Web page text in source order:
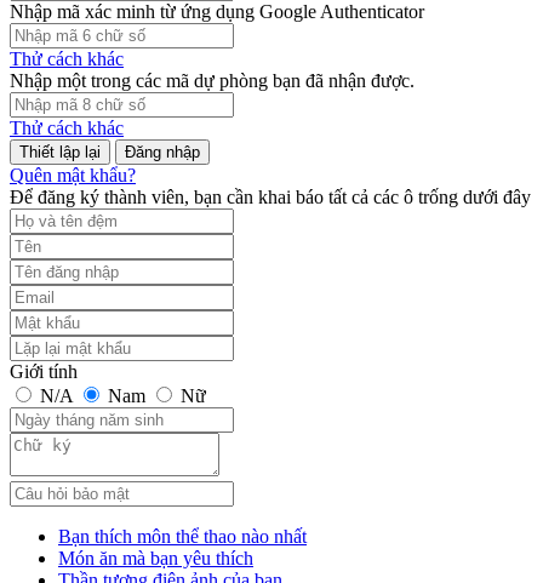
Nhập mã xác minh từ ứng dụng Google Authenticator
Thử cách khác
Nhập một trong các mã dự phòng bạn đã nhận được.
Thử cách khác
Đăng nhập
Quên mật khẩu?
Để đăng ký thành viên, bạn cần khai báo tất cả các ô trống dưới đây
Giới tính
N/A
Nam Nữ
Bạn thích môn thể thao nào nhất
Món ăn mà bạn yêu thích